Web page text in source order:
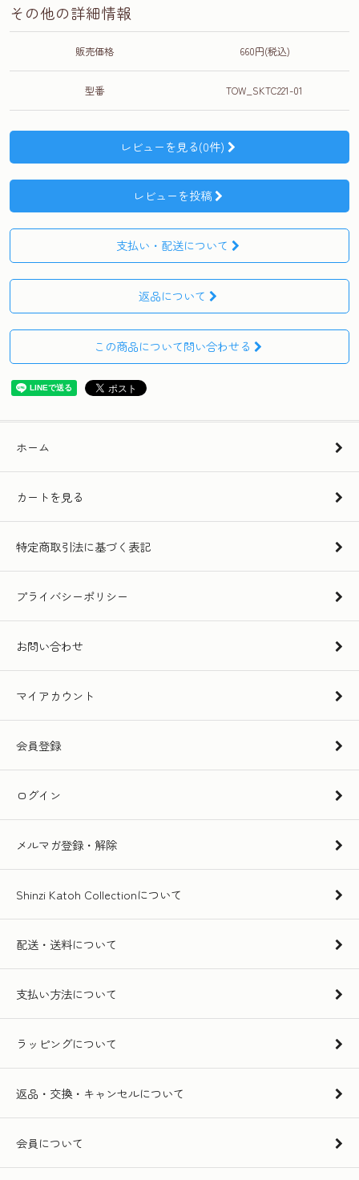
その他の詳細情報
販売価格 660円(税込)
型番 TOW_SKTC221-01
レビューを見る(0件)
レビューを投稿
支払い・配送について
返品について
この商品について問い合わせる
ホーム
カートを見る
特定商取引法に基づく表記
プライバシーポリシー
お問い合わせ
マイアカウント
会員登録
ログイン
メルマガ登録・解除
Shinzi Katoh Collectionについて
配送・送料について
支払い方法について
ラッピングについて
返品・交換・キャンセルについて
会員について